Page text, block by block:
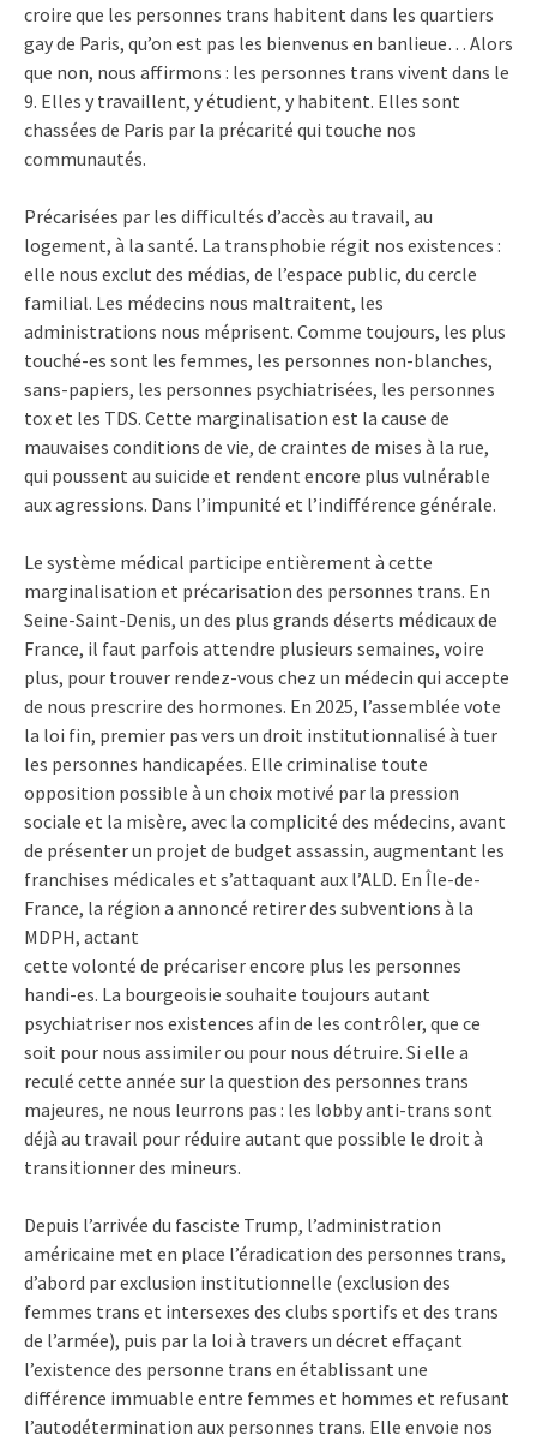
croire que les personnes trans habitent dans les quartiers
gay de Paris, qu’on est pas les bienvenus en banlieue… Alors
que non, nous affirmons : les personnes trans vivent dans le
9. Elles y travaillent, y étudient, y habitent. Elles sont
chassées de Paris par la précarité qui touche nos
communautés. ​
Précarisées par les difficultés d’accès au travail, au
logement, à la santé. La transphobie régit nos existences :
elle nous exclut des médias, de l’espace public, du cercle
familial. Les médecins nous maltraitent, les
administrations nous méprisent. Comme toujours, les plus
touché-es sont les femmes, les personnes non-blanches,
sans-papiers, les personnes psychiatrisées, les personnes
tox et les TDS. Cette marginalisation est la cause de
mauvaises conditions de vie, de craintes de mises à la rue,
qui poussent au suicide et rendent encore plus vulnérable
aux agressions. Dans l’impunité et l’indifférence générale.
Le système médical participe entièrement à cette
marginalisation et précarisation des personnes trans. En
Seine-Saint-Denis, un des plus grands déserts médicaux de
France, il faut parfois attendre plusieurs semaines, voire
plus, pour trouver rendez-vous chez un médecin qui accepte
de nous prescrire des hormones.​ En 2025, l’assemblée vote
la loi fin, premier pas vers un droit institutionnalisé à tuer
les personnes handicapées. Elle criminalise toute
opposition possible à un choix motivé par la pression
sociale et la misère, avec la complicité des médecins, avant
de présenter un projet de budget assassin, augmentant les
franchises médicales et s’attaquant aux l’ALD. En Île-de-
France, la région a annoncé retirer des subventions à la
MDPH, actant
cette volonté de précariser encore plus les personnes
handi-es. La bourgeoisie souhaite toujours autant
psychiatriser nos existences afin de les contrôler, que ce
soit pour nous assimiler ou pour nous détruire. Si elle a
reculé cette année sur la question des personnes trans
majeures, ne nous leurrons pas : les lobby anti-trans sont
déjà au travail pour réduire autant que possible le droit à
transitionner des mineurs.​
Depuis l’arrivée du fasciste Trump, l’administration
américaine met en place l’éradication des personnes trans,
d’abord par exclusion institutionnelle (exclusion des
femmes trans et intersexes des clubs sportifs et des trans
de l’armée), puis par la loi à travers un décret effaçant
l’existence des personne trans en établissant une
différence immuable entre femmes et hommes et refusant
l’autodétermination aux personnes trans. Elle envoie nos